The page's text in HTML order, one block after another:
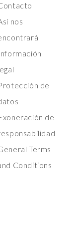
nos
de
de
Terms
Conditions